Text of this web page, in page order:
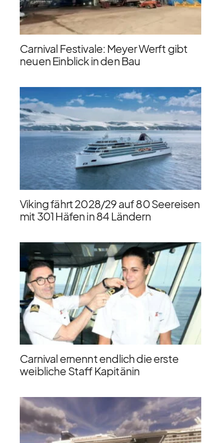
Carnival Festivale: Meyer Werft gibt
neuen Einblick in den Bau
Viking fährt 2028/​29 auf 80 Seereisen
mit 301 Häfen in 84 Ländern
Carnival ernennt endlich die erste
weibliche Staff Kapitänin